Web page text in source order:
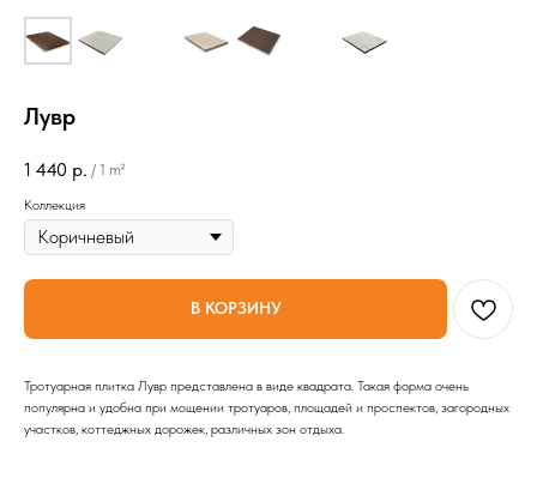
Лувр
1 440 р. / 1 m²
Коллекция
В КОРЗИНУ
Тротуарная плитка Лувр представлена в виде квадрата. Такая форма очень
популярна и удобна при мощении тротуаров, площадей и проспектов, загородных
участков, коттеджных дорожек, различных зон отдыха.